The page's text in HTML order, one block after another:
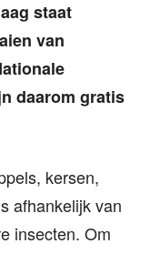
staat
van
daarom gratis
kersen,
afhankelijk van
insecten. Om